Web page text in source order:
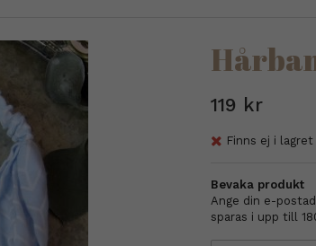
119 kr
Finns ej i lagret
Bevaka produkt
Ange din e-
sparas i upp till